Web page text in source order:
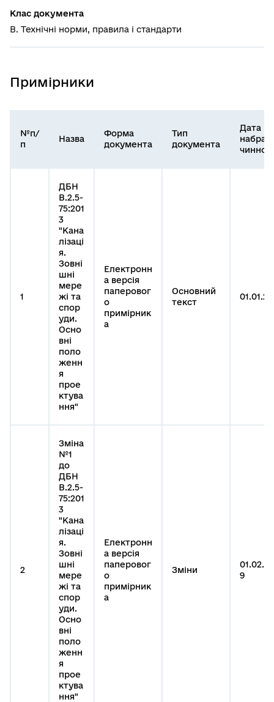
Клас документа
В. Технічні норми, правила і стандарти
Примірники
№п/
п
Назва
Форма
документа
Тип
документа
Дата
1
ДБН
В.2.5-
75:201
3
"Кана
лізаці
я.
Зовні
шні
мере
жі та
спор
уди.
Осно
вні
поло
женн
я
прое
ктува
ння"
Електронн
а версія
паперовог
о
примірник
а
Основний
текст
2
Зміна
№1
до
ДБН
В.2.5-
75:201
3
"Кана
лізаці
я.
Зовні
шні
мере
жі та
спор
уди.
Осно
вні
поло
женн
я
прое
ктува
ння"
Електронн
а версія
паперовог
о
примірник
а
Зміни
9